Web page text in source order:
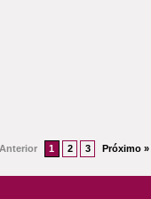
1 2 3 Próximo »